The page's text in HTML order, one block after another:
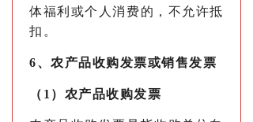
体福利或个人消费的，不允许抵
扣。
6、农产品收购发票或销售发票
（1）农产品收购发票